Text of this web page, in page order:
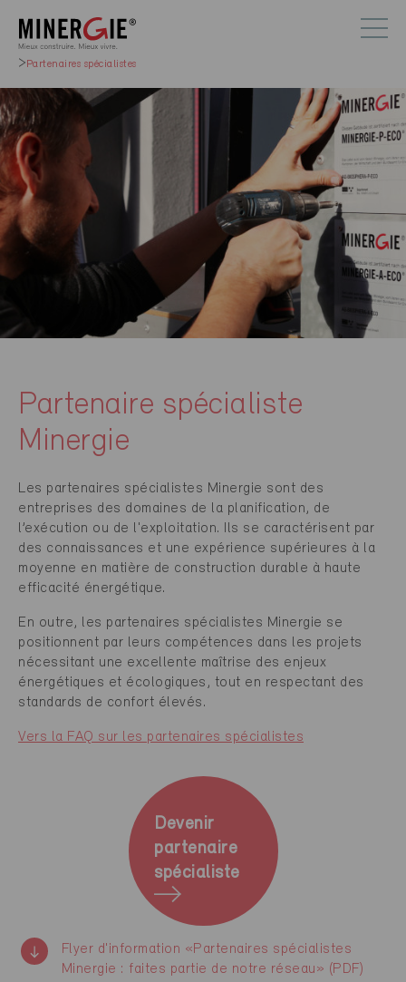
Partenaires spécialistes
Partenaire spécialiste
Minergie
Les partenaires spécialistes Minergie sont des
entreprises des domaines de la planification, de
l’exécution ou de l'exploitation. Ils se caractérisent par
des connaissances et une expérience supérieures à la
moyenne en matière de construction durable à haute
efficacité énergétique.
En outre, les partenaires spécialistes Minergie se
positionnent par leurs compétences dans les projets
nécessitant une excellente maîtrise des enjeux
énergétiques et écologiques, tout en respectant des
standards de confort élevés.
Vers la FAQ sur les partenaires spécialistes
Devenir
partenaire
spécialiste
Flyer d'information «Partenaires spécialistes
Minergie : faites partie de notre réseau» (PDF)